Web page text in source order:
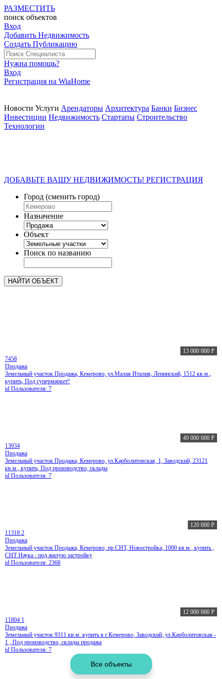
РАЗМЕСТИТЬ
поиск объектов
Вход
Добавить Недвижимость
Создать Публикацию
Нужна помощь?
Вход
Регистрация на WiaHome
Новости Услуги Арендаторы Архитектура Банки Бизнес
Инвестиции Недвижимость Стартапы Строительство
Технологии
ДОБАВЬТЕ ВАШУ НЕДВИЖИМОСТЬ! РЕГИСТРАЦИЯ
Город (сменить город)
Назначение
Объект
Поиск по названию
13 000 000 Р
7458
Продажа
Земельный участок Продажа, Кемерово, ул.Малая Италия, Ленинский, 1512 кв.м.,
купить, Под супермаркет!
id Пользователя: 7
49 000 000 Р
13934
Продажа
Земельный участок Продажа, Кемерово, ул.Карболитовская, 1, Заводский, 23121
кв.м., купить, Под производство, склады
id Пользователя: 7
120 000 Р
11318 2
Продажа
Земельный участок Продажа, Кемерово, пр.СНТ, Новостройка, 1000 кв.м., купить ,
СНТ Наука - под жилую застройку
id Пользователя: 2368
12 000 000 Р
11804 1
Продажа
Земельный участок 9311 кв.м. купить в г.Кемерово, Заводский, ул.Карболитовская -
1 , Под производство, склады продажа
id Пользователя: 7